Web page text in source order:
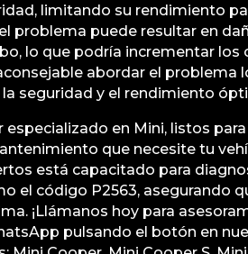
limitando su rendimiento
problema puede resultar en
lo que podría incrementar los
abordar el problema
seguridad y el rendimiento
especializado en Mini, listos
que necesite tu
está capacitado para
el código P2563, asegurando
¡Llámanos hoy para
pulsando el botón en